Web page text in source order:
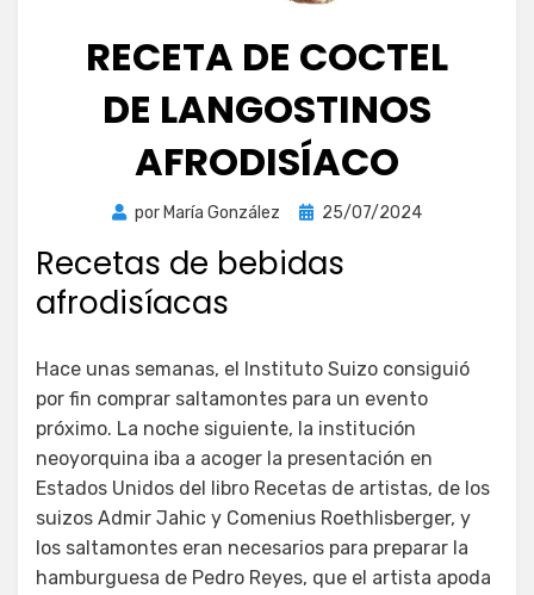
RECETA DE COCTEL
DE LANGOSTINOS
AFRODISÍACO
por María González
Publicada
25/07/2024
Recetas de bebidas
afrodisíacas
Hace unas semanas, el Instituto Suizo consiguió
por fin comprar saltamontes para un evento
próximo. La noche siguiente, la institución
neoyorquina iba a acoger la presentación en
Estados Unidos del libro Recetas de artistas, de los
suizos Admir Jahic y Comenius Roethlisberger, y
los saltamontes eran necesarios para preparar la
hamburguesa de Pedro Reyes, que el artista apoda